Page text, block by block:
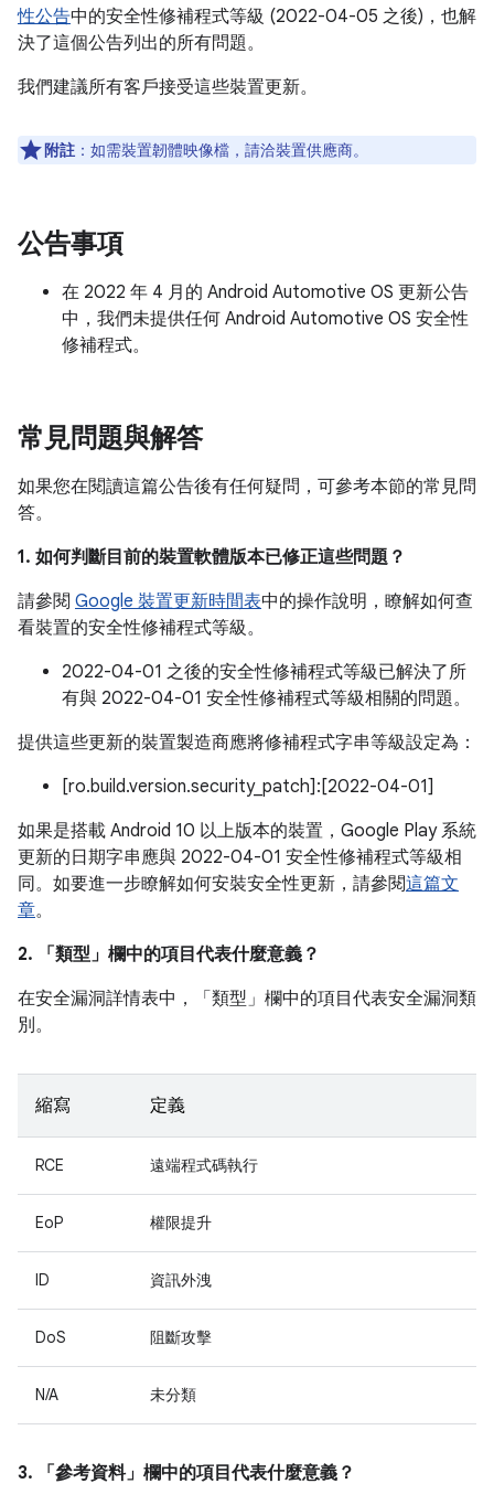
性公告中的安全性修補程式等級 (2022-04-05 之後)，也解
決了這個公告列出的所有問題。
我們建議所有客戶接受這些裝置更新。
附註 ：如需裝置韌體映像檔，請洽裝置供應商。
公告事項
在 2022 年 4 月的 Android Automotive OS 更新公告
中，我們未提供任何 Android Automotive OS 安全性
修補程式。
常見問題與解答
如果您在閱讀這篇公告後有任何疑問，可參考本節的常見問
答。
1. 如何判斷目前的裝置軟體版本已修正這些問題？
請參閱 Google 裝置更新時間表中的操作說明，瞭解如何查
看裝置的安全性修補程式等級。
2022-04-01 之後的安全性修補程式等級已解決了所
有與 2022-04-01 安全性修補程式等級相關的問題。
提供這些更新的裝置製造商應將修補程式字串等級設定為：
[ro.build.version.security_patch]:[2022-04-01]
如果是搭載 Android 10 以上版本的裝置，Google Play 系統
更新的日期字串應與 2022-04-01 安全性修補程式等級相
同。如要進一步瞭解如何安裝安全性更新，請參閱這篇文
章。
2. 「類型」 欄中的項目代表什麼意義？
在安全漏洞詳情表中，「類型」 欄中的項目代表安全漏洞類
別。
縮寫 定義
RCE 遠端程式碼執行
EoP 權限提升
ID 資訊外洩
DoS 阻斷攻擊
N/A 未分類
3. 「參考資料」 欄中的項目代表什麼意義？